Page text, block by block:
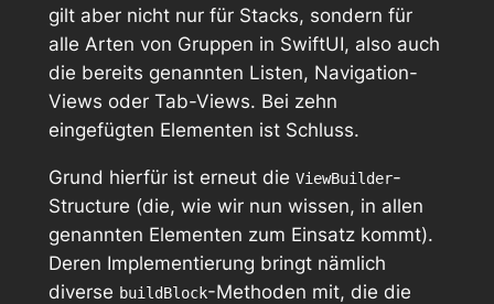
gilt aber nicht nur für Stacks, sondern für
alle Arten von Gruppen in SwiftUI, also auch
die bereits genannten Listen, Navigation-
Views oder Tab-Views. Bei zehn
eingefügten Elementen ist Schluss.
Grund hierfür ist erneut die ViewBuilder-
Structure (die, wie wir nun wissen, in allen
genannten Elementen zum Einsatz kommt).
Deren Implementierung bringt nämlich
diverse buildBlock-Methoden mit, die die